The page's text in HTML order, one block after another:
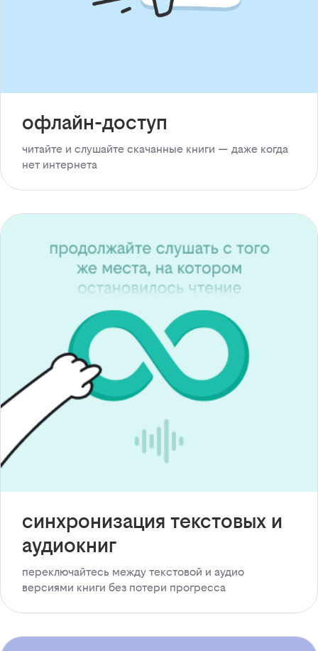
офлайн-доступ
читайте и слушайте скачанные книги — даже когда
нет интернета
синхронизация текстовых и
аудиокниг
переключайтесь между текстовой и аудио
версиями книги без потери прогресса